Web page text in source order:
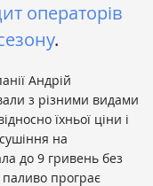
операторів
.
Андрій
з різними видами
їхньої ціни і
на
до 9 гривень без
програє